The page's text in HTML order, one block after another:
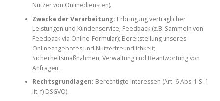
Nutzer von Onlinediensten).
Zwecke der Verarbeitung: Erbringung vertraglicher
Leistungen und Kundenservice; Feedback (z.B. Sammeln von
Feedback via Online-Formular); Bereitstellung unseres
Onlineangebotes und Nutzerfreundlichkeit;
Sicherheitsmaßnahmen; Verwaltung und Beantwortung von
Anfragen.
Rechtsgrundlagen: Berechtigte Interessen (Art. 6 Abs. 1 S. 1
lit. f) DSGVO).